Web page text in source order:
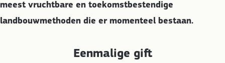
meest vruchtbare en toekomstbestendige
landbouwmethoden die er momenteel bestaan.
Eenmalige gift